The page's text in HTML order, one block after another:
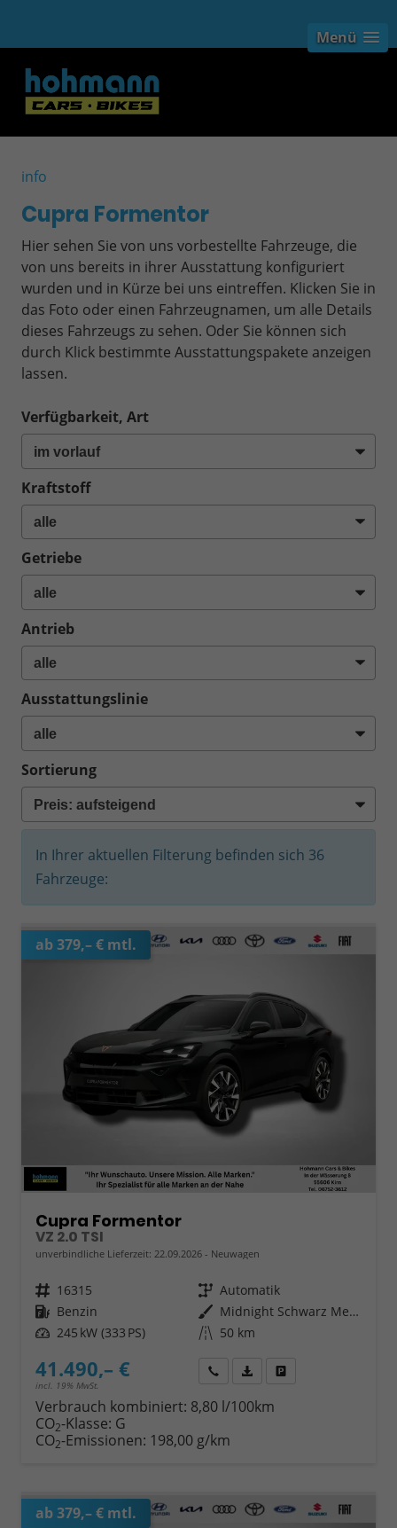
Menü
info
Cupra Formentor
Hier sehen Sie von uns vorbestellte Fahrzeuge, die
von uns bereits in ihrer Ausstattung konfiguriert
wurden und in Kürze bei uns eintreffen. Klicken Sie in
das Foto oder einen Fahrzeugnamen, um alle Details
dieses Fahrzeugs zu sehen. Oder Sie können sich
durch Klick bestimmte Ausstattungspakete anzeigen
lassen.
Verfügbarkeit, Art
Kraftstoff
Getriebe
Antrieb
Ausstattungslinie
Sortierung
In Ihrer aktuellen Filterung befinden sich 36
Fahrzeuge:
ab 379,– € mtl.
Cupra Formentor
VZ 2.0 TSI
unverbindliche Lieferzeit: 22.09.2026 Neuwagen
Fahrzeugnr. 16315 Getriebe Automatik
Kraftstoff Benzin Außenfarbe
Midnight Schwarz Metallic
Leistung 245 kW (333 PS) Kilometerstand 50 km
41.490,– €
incl. 19% MwSt.
Wir rufen Sie anFahrzeugexposé (PDF)
Verbrauch kombiniert: 8,80 l/100km
CO2-Klasse: G
CO2-Emissionen: 198,00 g/km
ab 379,– € mtl.